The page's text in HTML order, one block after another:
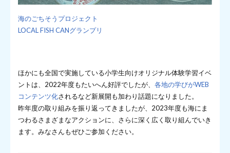
海のごちそうプロジェクト
LOCAL FISH CANグランプリ
ほかにも全国で実施している小学生向けオリジナル体験学習イベ
ントは、2022年度もたいへん好評でしたが、 各地の学びがWEB
コンテンツ化されるなど新展開も加わり話題になりました。
昨年度の取り組みを振り返ってきましたが、2023年度も海にま
つわるさまざまなアクションに、さらに深く広く取り組んでいき
ます。みなさんもぜひご参加ください。